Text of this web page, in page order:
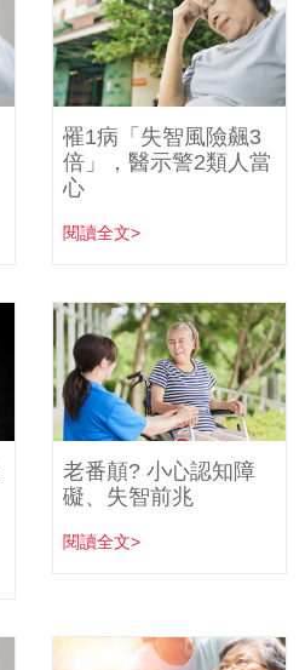
罹1病「失智風險飆3
倍」，醫示警2類人當
心
閱讀全文>
老番顛? 小心認知障
礙、失智前兆
閱讀全文>